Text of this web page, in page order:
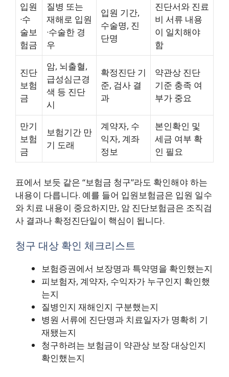
입원
·수
술보
험금
질병 또는
재해로 입원
·수술한 경
우
입원 기간,
수술명, 진
단명
진단서와 진료
비 서류 내용
이 일치해야
함
진단
보험
금
암, 뇌출혈,
급성심근경
색 등 진단
시
확정진단 기
준, 검사 결
과
약관상 진단
기준 충족 여
부가 중요
만기
보험
금
보험기간 만
기 도래
계약자, 수
익자, 계좌
정보
본인확인 및
세금 여부 확
인 필요
표에서 보듯 같은 “보험금 청구”라도 확인해야 하는
내용이 다릅니다. 예를 들어 입원보험금은 입원 일수
와 치료 내용이 중요하지만, 암 진단보험금은 조직검
사 결과나 확정진단일이 핵심이 됩니다.
청구 대상 확인 체크리스트
보험증권에서 보장명과 특약명을 확인했는지
피보험자, 계약자, 수익자가 누구인지 확인했
는지
질병인지 재해인지 구분했는지
병원 서류에 진단명과 치료일자가 명확히 기
재됐는지
청구하려는 보험금이 약관상 보장 대상인지
확인했는지